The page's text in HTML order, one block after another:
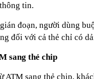
tin.
đoạn, người dùng
đối với cả thẻ chỉ có
sang thẻ chip
ATM sang thẻ chip,